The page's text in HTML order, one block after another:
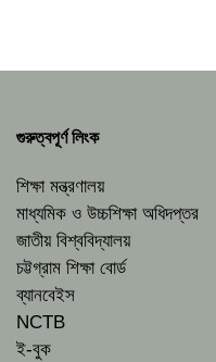
গুরুত্বপূর্ণ লিংক
শিক্ষা মন্ত্রণালয়
মাধ্যমিক ও উচ্চশিক্ষা অধিদপ্তর
জাতীয় বিশ্ববিদ্যালয়
চট্টগ্রাম শিক্ষা বোর্ড
ব্যানবেইস
NCTB
ই-বুক